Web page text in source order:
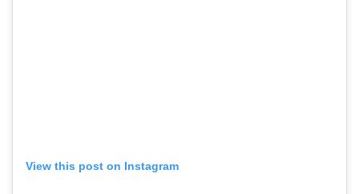
View this post on Instagram